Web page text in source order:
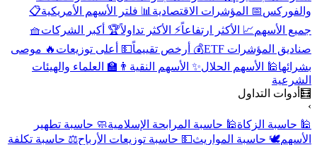
والفوركس 📅 المؤشرات الاقتصادية📊 فلتر الأسهم الأمريكية📋
جميع الأسهم📈 الأكثر ارتفاعاً⚡ الأكثر تداولاً🏆 أكبر الشركات🧺
صناديق المؤشرات ETF
💰 أرخص تقييماً💵 أعلى توزيعات🔥 موصى
بشرائها🕌 الأسهم الحلال ✨ الأسهم النقية👨‍🏫 العلماء والهيئات
الشرعية
🧮أدوات التداول
🕌 حاسبة الزكاة🕌 حاسبة المرابحة الإسلامية🧼 حاسبة تطهير
الأسهم🕊️ حاسبة المواريث💵 حاسبة توزيعات الأرباح⚖️ حاسبة تكلفة